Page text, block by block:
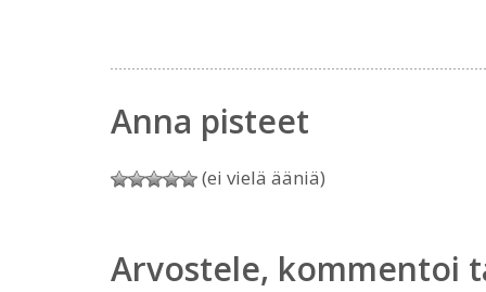
Anna pisteet
(ei vielä ääniä)
Arvostele, kommentoi